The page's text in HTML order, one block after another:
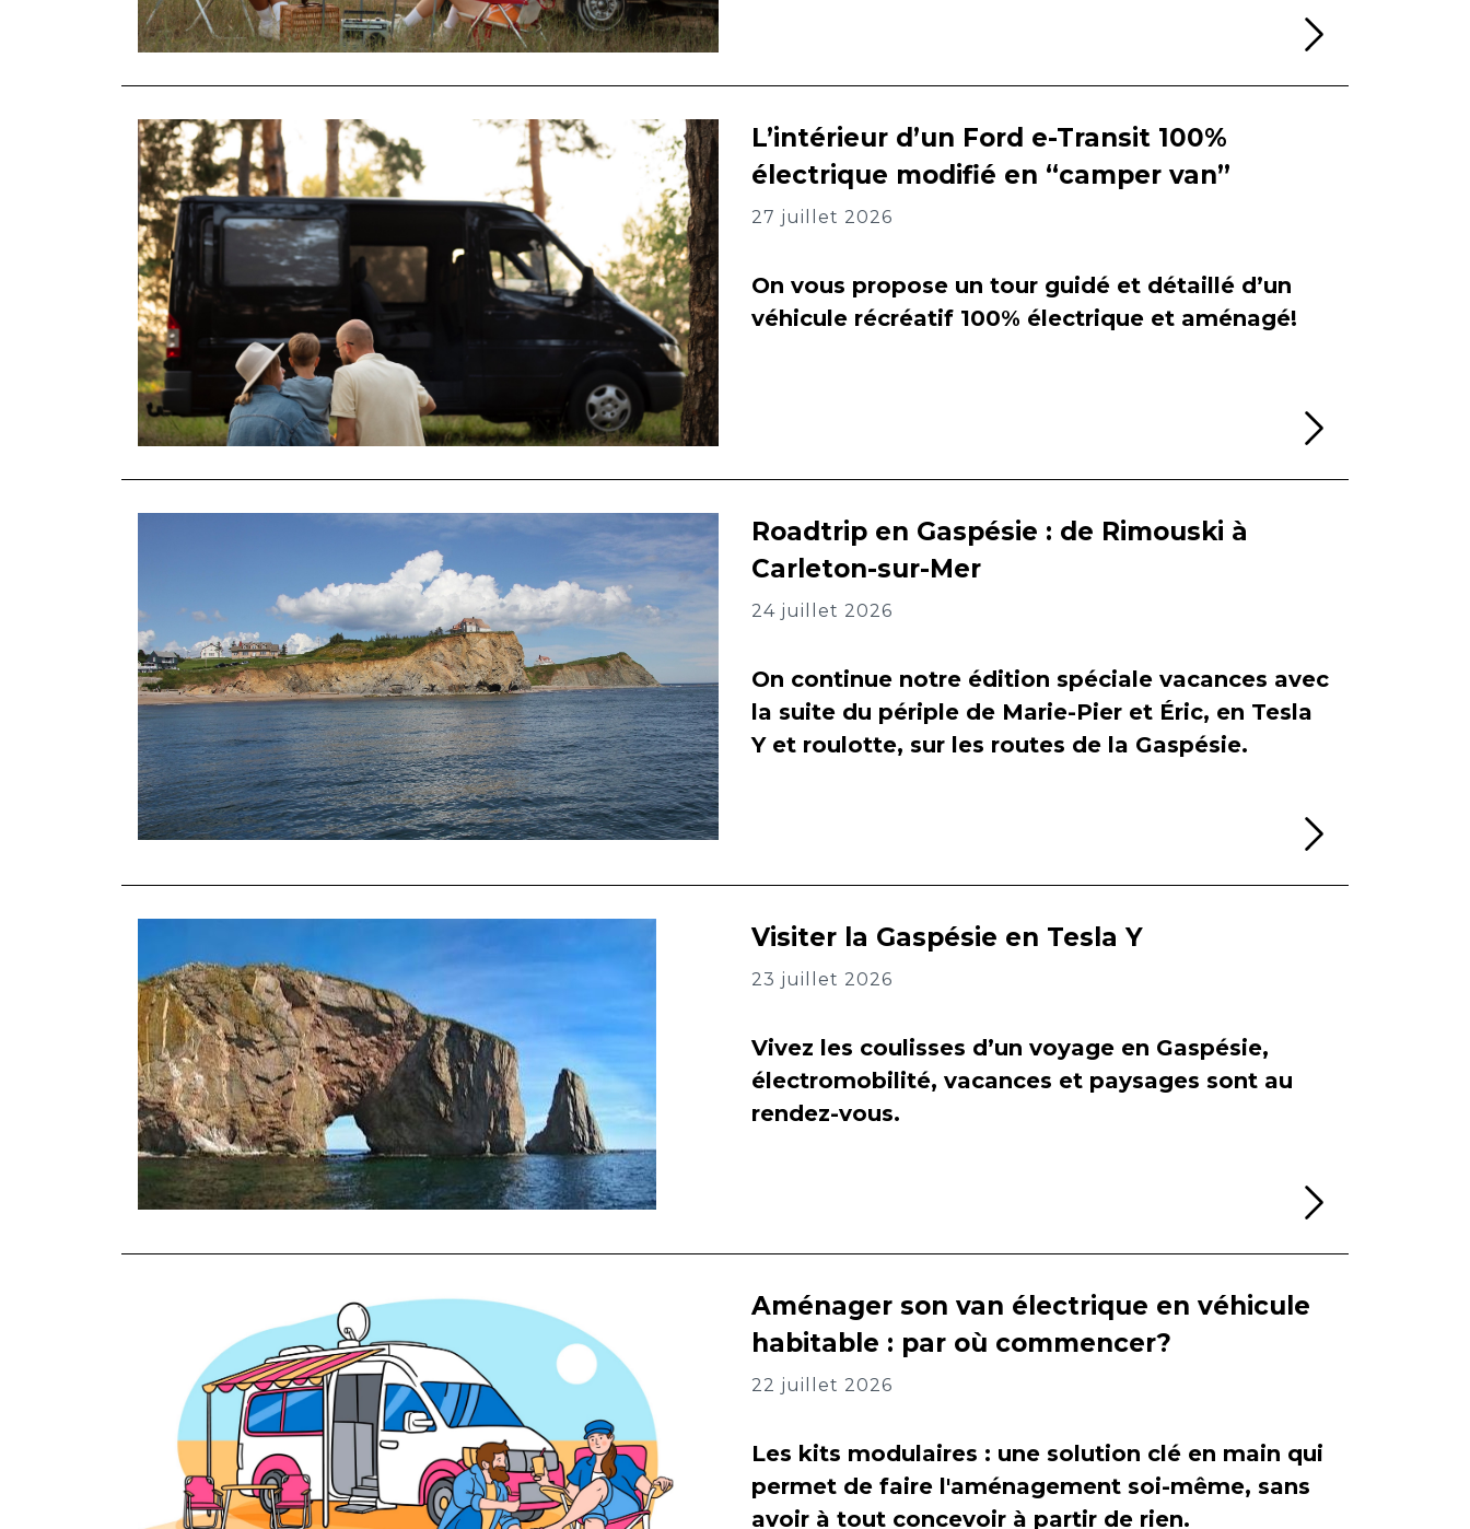
L’intérieur d’un Ford e-Transit 100%
électrique modifié en “camper van”
27 juillet 2026
On vous propose un tour guidé et détaillé d’un
véhicule récréatif 100% électrique et aménagé!
Roadtrip en Gaspésie : de Rimouski à
Carleton-sur-Mer
24 juillet 2026
On continue notre édition spéciale vacances avec
la suite du périple de Marie-Pier et Éric, en Tesla
Y et roulotte, sur les routes de la Gaspésie.
Visiter la Gaspésie en Tesla Y
23 juillet 2026
Vivez les coulisses d’un voyage en Gaspésie,
électromobilité, vacances et paysages sont au
rendez-vous.
Aménager son van électrique en véhicule
habitable : par où commencer?
22 juillet 2026
Les kits modulaires : une solution clé en main qui
permet de faire l'aménagement soi-même, sans
avoir à tout concevoir à partir de rien.